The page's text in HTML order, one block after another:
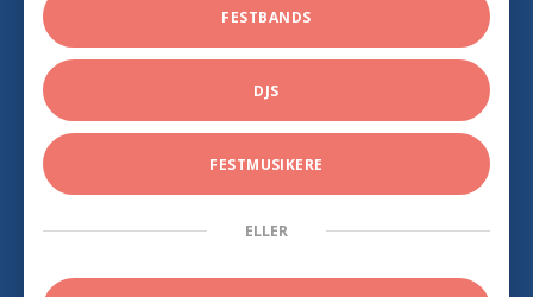
FESTBANDS
DJS
FESTMUSIKERE
ELLER